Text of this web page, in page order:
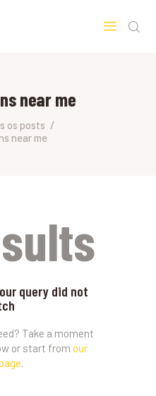
near me
os posts
near me
query did not
Take a moment
or start from our
.